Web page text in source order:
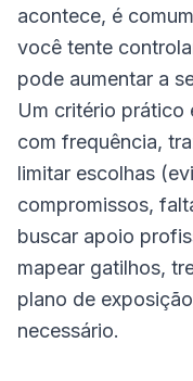
acontece, é
você tente
pode aumentar a
Um critério prático
com frequência,
limitar escolhas
compromissos,
buscar apoio
mapear gatilhos,
plano de
necessário.